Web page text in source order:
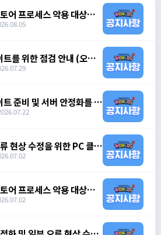
어 프로세스 악용 대상자
를 위한 점검 안내 (오전 7
준비 및 서버 안정화를 위
오전 10시)
현상 수정을 위한 PC 클라
(오후 6시 30분)
어 프로세스 악용 대상자